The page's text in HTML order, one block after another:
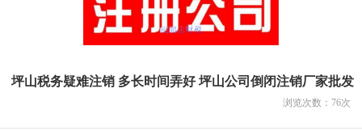
坪山税务疑难注销 多长时间弄好 坪山公司倒闭注销厂家批发
浏览次数： 76次